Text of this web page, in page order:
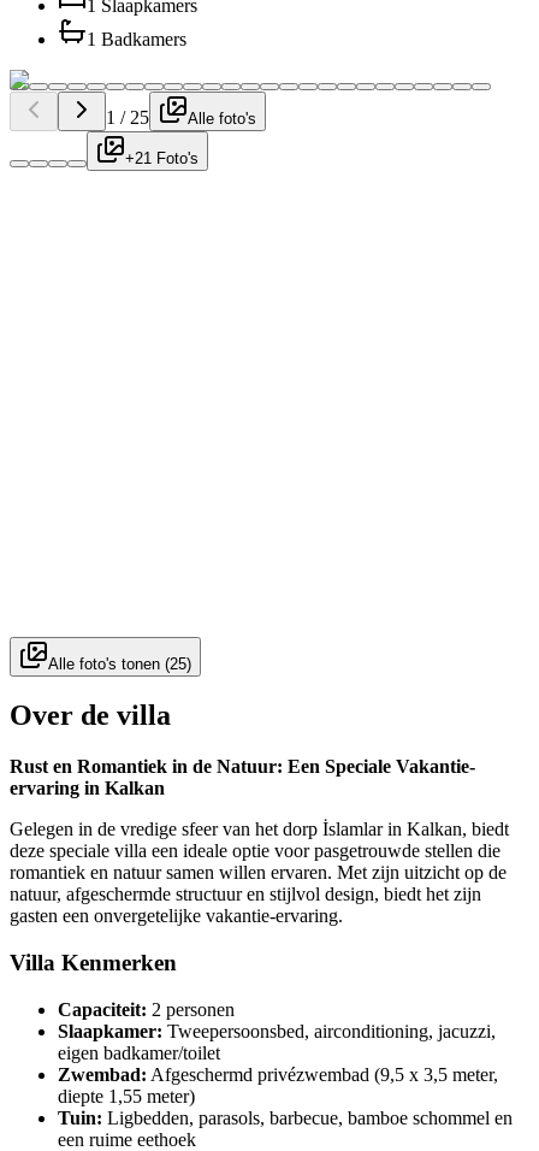
1 Slaapkamers
1 Badkamers
1 / 25 Alle foto's
+21 Foto's
Alle foto's tonen (25)
Over de villa
Rust en Romantiek in de Natuur: Een Speciale Vakantie-
ervaring in Kalkan
Gelegen in de vredige sfeer van het dorp İslamlar in Kalkan, biedt
deze speciale villa een ideale optie voor pasgetrouwde stellen die
romantiek en natuur samen willen ervaren. Met zijn uitzicht op de
natuur, afgeschermde structuur en stijlvol design, biedt het zijn
gasten een onvergetelijke vakantie-ervaring.
Villa Kenmerken
Capaciteit: 2 personen
Slaapkamer: Tweepersoonsbed, airconditioning, jacuzzi,
eigen badkamer/toilet
Zwembad: Afgeschermd privézwembad (9,5 x 3,5 meter,
diepte 1,55 meter)
Tuin: Ligbedden, parasols, barbecue, bamboe schommel en
een ruime eethoek